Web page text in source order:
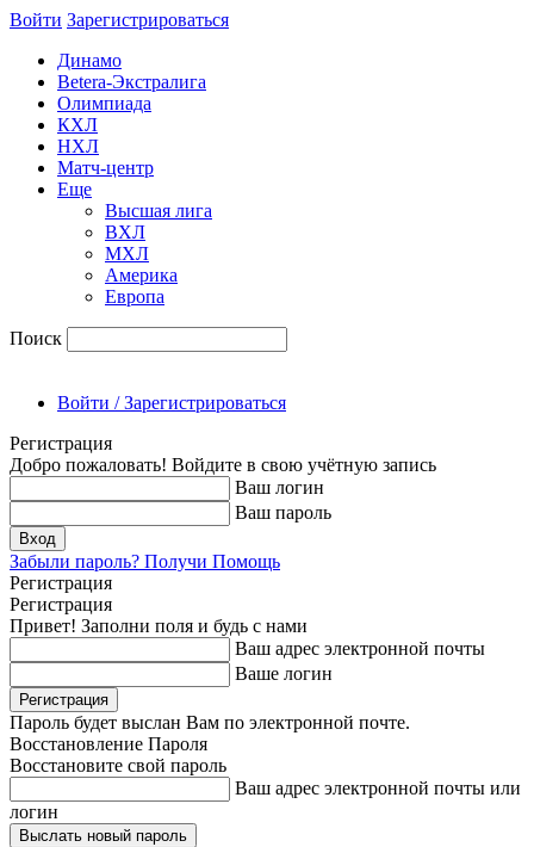
Войти Зарегиcтрироваться
Динамо
Betera-Экстралига
Олимпиада
КХЛ
НХЛ
Матч-центр
Еще
Высшая лига
ВХЛ
МХЛ
Америка
Европа
Поиск
Войти / Зарегистрироваться
Регистрация
Добро пожаловать! Войдите в свою учётную запись
Ваш логин
Ваш пароль
Забыли пароль? Получи Помощь
Регистрация
Регистрация
Привет! Заполни поля и будь с нами
Ваш адрес электронной почты
Ваше логин
Пароль будет выслан Вам по электронной почте.
Восстановление Пароля
Восстановите свой пароль
Ваш адрес электронной почты или
логин